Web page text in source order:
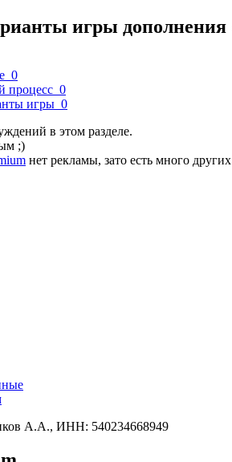
игры дополнения
0
процесс 0
игры 0
в этом разделе.
;)
нет рекламы, зато есть много
А.А., ИНН: 540234668949